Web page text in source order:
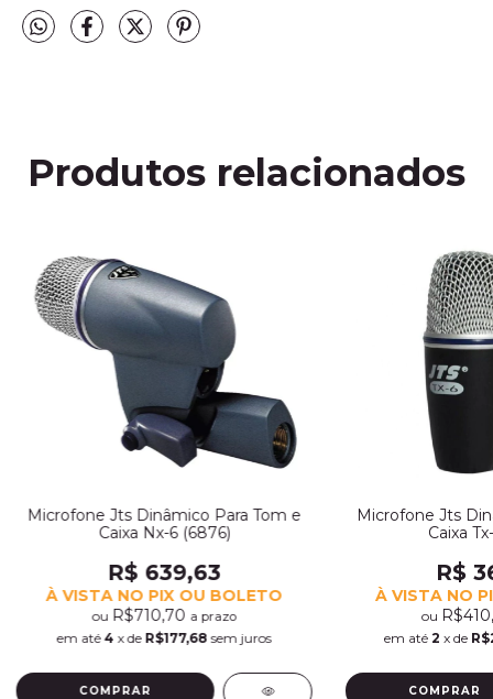
Produtos relacionados
Microfone Jts Dinâmico Para Tom e
Caixa Nx-6 (6876)
R$ 639,63
À VISTA NO PIX OU BOLETO
ou R$710,70 a prazo
em até4 x de R$177,68 sem juros
Microfone Jts
Caixa
R$
À VISTA NO
ou
em até 2 x de